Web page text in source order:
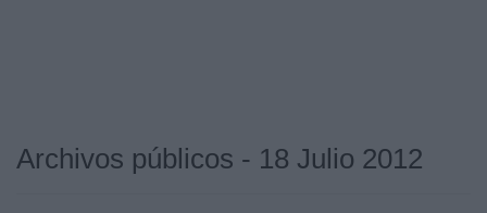
Archivos públicos - 18 Julio 2012